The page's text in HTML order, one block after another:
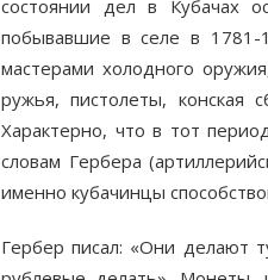
состоянии дел в Кубачах
побывавшие в селе в 1781-
мастерами холодного
ружья, пистолеты,
Характерно, что в тот
словам Гербера
именно кубачинцы
Гербер писал: «Они делают